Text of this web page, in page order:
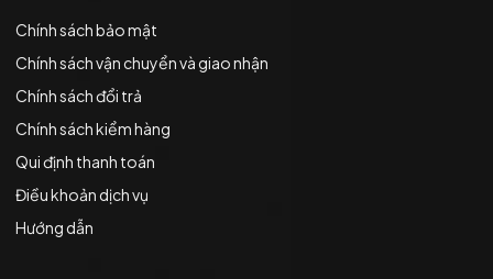
Chính sách bảo mật
Chính sách vận chuyển và giao nhận
Chính sách đổi trả
Chính sách kiểm hàng
Qui định thanh toán
Điều khoản dịch vụ
Hướng dẫn